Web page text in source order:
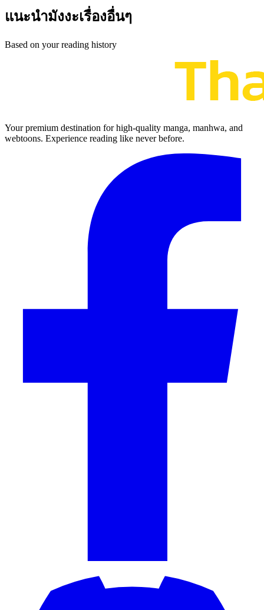
แนะนำมังงะเรื่องอื่นๆ
Based on your reading history
Your premium destination for high-quality manga, manhwa, and
webtoons. Experience reading like never before.